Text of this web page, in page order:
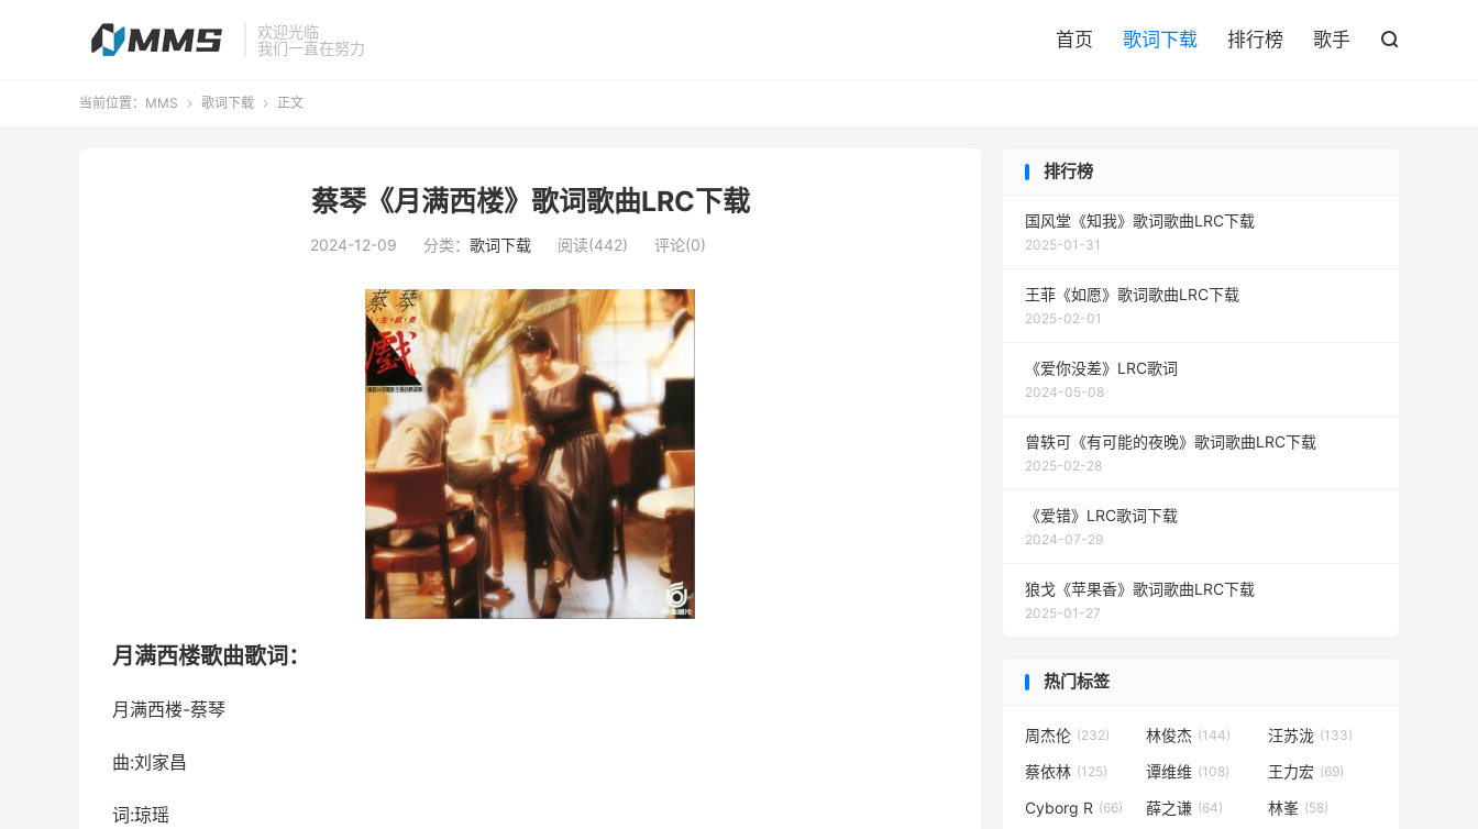
欢迎光临
我们一直在努力
首页 歌词下载 排行榜 歌手 
当前位置： MMS  歌词下载  正文
蔡琴《月满西楼》歌词歌曲LRC下载
2024-12-09 分类： 歌词下载 阅读(442) 评论(0)
月满西楼歌曲歌词：
月满西楼-蔡琴
曲:刘家昌
词:琼瑶
排行榜
国风堂《知我》歌词歌曲LRC下载
2025-01-31
王菲《如愿》歌词歌曲LRC下载
2025-02-01
《爱你没差》LRC歌词
2024-05-08
曾轶可《有可能的夜晚》歌词歌曲LRC下载
2025-02-28
《爱错》LRC歌词下载
2024-07-29
狼戈《苹果香》歌词歌曲LRC下载
2025-01-27
热门标签
周杰伦 (232) 林俊杰 (144) 汪苏泷 (133)
蔡依林 (125) 谭维维 (108) 王力宏 (69)
Cyborg R (66) 薛之谦 (64) 林峯 (58)